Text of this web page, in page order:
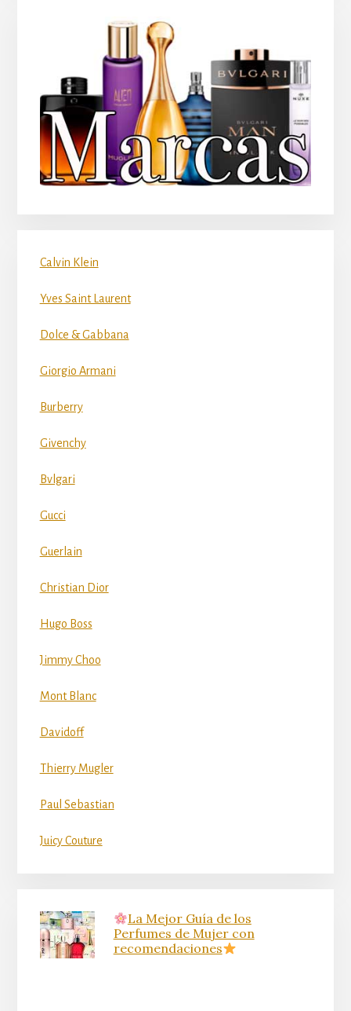
Calvin Klein
Yves Saint Laurent
Dolce & Gabbana
Giorgio Armani
Burberry
Givenchy
Bvlgari
Gucci
Guerlain
Christian Dior
Hugo Boss
Jimmy Choo
Mont Blanc
Davidoff
Thierry Mugler
Paul Sebastian
Juicy Couture
La Mejor Guía de los
Perfumes de Mujer con
recomendaciones